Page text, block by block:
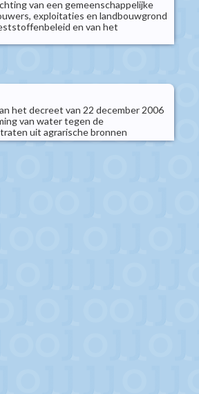
van een gemeenschappelijke
exploitaties en landbouwgrond
en van het
het decreet van 22 december 2006
van water tegen de
uit agrarische bronnen